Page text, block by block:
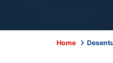
Home